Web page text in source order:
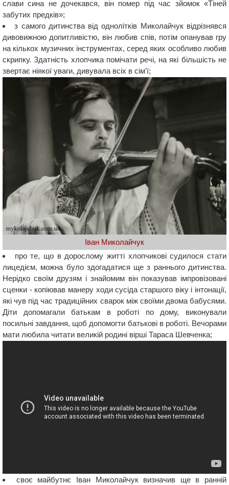
слави сина не дочекався, він помер під час зйомок «Тіней
забутих предків»;
з самого дитинства від однолітків Миколайчук відрізнявся
дивовижною допитливістю, він любив спів, потім опанував гру
на кількох музичних інструментах, серед яких особливо любив
скрипку. Здатність хлопчика помічати речі, на які більшість не
звертає ніякої уваги, дивувала всіх в сім'ї;
Іван Миколайчук
про те, що в дорослому житті хлопчикові судилося стати
лицедієм, можна було здогадатися ще з раннього дитинства.
Нерідко своїм друзям і знайомим він показував імпровізовані
сценки - копіював манеру ходи сусіда старшого віку і інтонації,
які чув під час традиційних сварок між своїми двома бабусями.
Діти допомагали батькам в роботі по дому, виконували
посильні завдання, щоб допомогти батькові в роботі. Вечорами
мати любила читати великій родині вірші Тараса Шевченка;
своє майбутнє Іван Миколайчук визначив ще в ранній